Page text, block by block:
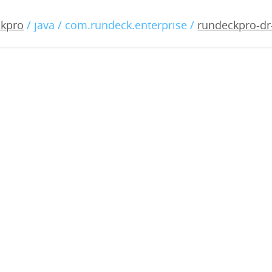
/ java / com.rundeck.enterprise / rundeckpro-
dr-2.3.4.war